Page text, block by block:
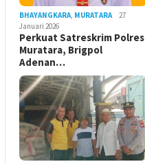
BHAYANGKARA, MURATARA
27
Januari 2026
Perkuat Satreskrim Polres
Muratara, Brigpol
Adenan…